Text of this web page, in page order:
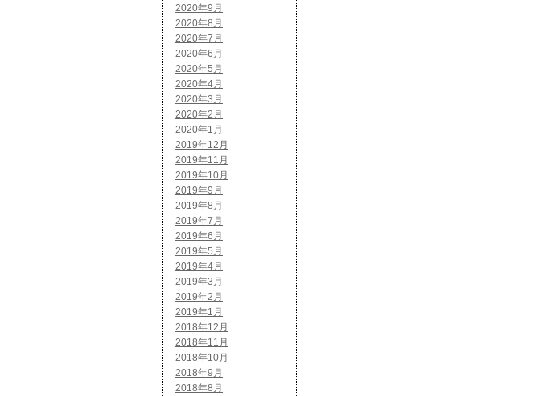
2020年9月
2020年8月
2020年7月
2020年6月
2020年5月
2020年4月
2020年3月
2020年2月
2020年1月
2019年12月
2019年11月
2019年10月
2019年9月
2019年8月
2019年7月
2019年6月
2019年5月
2019年4月
2019年3月
2019年2月
2019年1月
2018年12月
2018年11月
2018年10月
2018年9月
2018年8月